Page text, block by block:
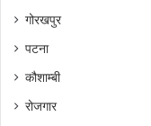
गोरखपुर
पटना
कौशाम्बी
रोजगार